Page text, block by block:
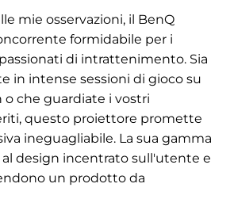
mie osservazioni, il BenQ
formidabile per i
di intrattenimento. Sia
in intense sessioni di gioco su
che guardiate i vostri
questo proiettore promette
ineguagliabile. La sua gamma
design incentrato sull'utente e
un prodotto da